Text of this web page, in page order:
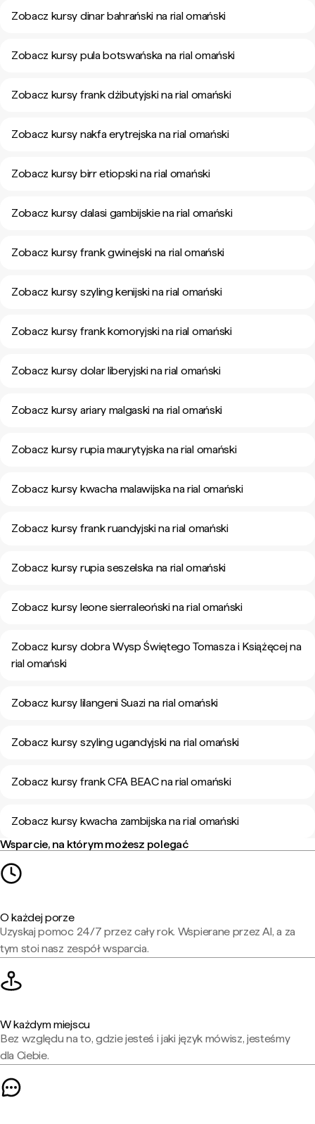
Zobacz kursy dinar bahrański na rial omański
Zobacz kursy pula botswańska na rial omański
Zobacz kursy frank dżibutyjski na rial omański
Zobacz kursy nakfa erytrejska na rial omański
Zobacz kursy birr etiopski na rial omański
Zobacz kursy dalasi gambijskie na rial omański
Zobacz kursy frank gwinejski na rial omański
Zobacz kursy szyling kenijski na rial omański
Zobacz kursy frank komoryjski na rial omański
Zobacz kursy dolar liberyjski na rial omański
Zobacz kursy ariary malgaski na rial omański
Zobacz kursy rupia maurytyjska na rial omański
Zobacz kursy kwacha malawijska na rial omański
Zobacz kursy frank ruandyjski na rial omański
Zobacz kursy rupia seszelska na rial omański
Zobacz kursy leone sierraleoński na rial omański
Zobacz kursy dobra Wysp Świętego Tomasza i Książęcej na
rial omański
Zobacz kursy lilangeni Suazi na rial omański
Zobacz kursy szyling ugandyjski na rial omański
Zobacz kursy frank CFA BEAC na rial omański
Zobacz kursy kwacha zambijska na rial omański
Wsparcie, na którym możesz polegać
O każdej porze
Uzyskaj pomoc 24/7 przez cały rok. Wspierane przez AI, a za
tym stoi nasz zespół wsparcia.
W każdym miejscu
Bez względu na to, gdzie jesteś i jaki język mówisz, jesteśmy
dla Ciebie.